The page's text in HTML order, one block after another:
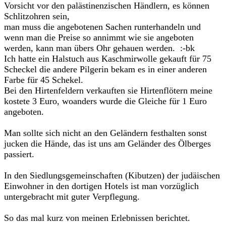
Vorsicht vor den palästinenzischen Händlern, es können
Schlitzohren sein,
man muss die angebotenen Sachen runterhandeln und
wenn man die Preise so annimmt wie sie angeboten
werden, kann man übers Ohr gehauen werden. :-bk
Ich hatte ein Halstuch aus Kaschmirwolle gekauft für 75
Scheckel die andere Pilgerin bekam es in einer anderen
Farbe für 45 Schekel.
Bei den Hirtenfeldern verkauften sie Hirtenflötern meine
kostete 3 Euro, woanders wurde die Gleiche für 1 Euro
angeboten.
Man sollte sich nicht an den Geländern festhalten sonst
jucken die Hände, das ist uns am Geländer des Ölberges
passiert.
In den Siedlungsgemeinschaften (Kibutzen) der judäischen
Einwohner in den dortigen Hotels ist man vorzüglich
untergebracht mit guter Verpflegung.
So das mal kurz von meinen Erlebnissen berichtet.